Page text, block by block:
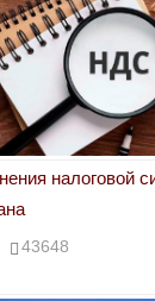
налоговой
43648